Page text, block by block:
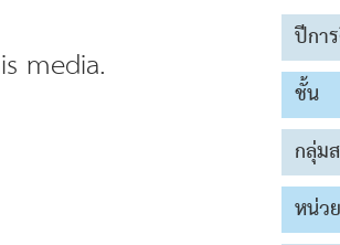
media.
ปีกา
ชั้น
กลุ่ม
หน่วย